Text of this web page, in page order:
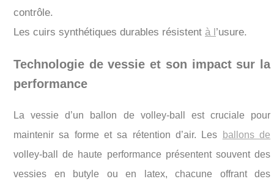
contrôle.
Les cuirs synthétiques durables résistent à l’usure.
Technologie de vessie et son impact sur la
performance
La vessie d’un ballon de volley-ball est cruciale pour
maintenir sa forme et sa rétention d’air. Les
ballons de
volley-ball de haute performance présentent souvent des
vessies en butyle ou en latex, chacune offrant des